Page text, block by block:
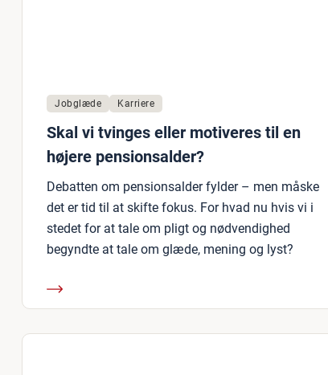
Jobglæde Karriere
Skal vi tvinges eller motiveres til en
højere pensionsalder?
Debatten om pensionsalder fylder – men måske
det er tid til at skifte fokus. For hvad nu hvis vi i
stedet for at tale om pligt og nødvendighed
begyndte at tale om glæde, mening og lyst?